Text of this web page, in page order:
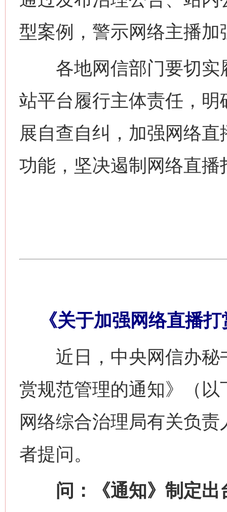
型案例，警示网络主播
各地网信部门要切实
站平台履行主体责任，
展自查自纠，加强网络
功能，坚决遏制网络直
《关于加强网络直播
近日，中央网信办秘
赏规范管理的通知》（
网络综合治理局有关负
者提问。
问：《通知》制定出